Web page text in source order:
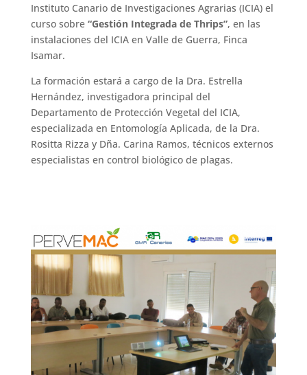
Instituto Canario de Investigaciones Agrarias (ICIA) el
curso sobre “Gestión Integrada de Thrips”, en las
instalaciones del ICIA en Valle de Guerra, Finca
Isamar.
La formación estará a cargo de la Dra. Estrella
Hernández, investigadora principal del
Departamento de Protección Vegetal del ICIA,
especializada en Entomología Aplicada, de la Dra.
Rositta Rizza y Dña. Carina Ramos, técnicos externos
especialistas en control biológico de plagas.